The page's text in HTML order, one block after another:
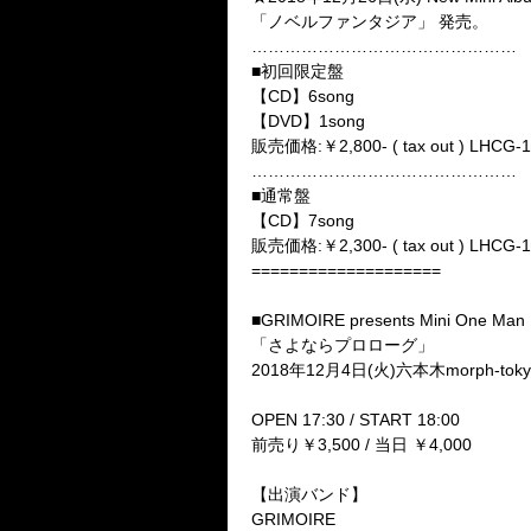
「ノベルファンタジア」 発売。
■初回限定盤
【CD】6song
【DVD】1song
販売価格:￥2,800- ( tax out ) LHCG-
■通常盤
【CD】7song
販売価格:￥2,300- ( tax out ) LHCG-
====================
■GRIMOIRE presents Mini One Man
「さよならプロローグ」
2018年12月4日(火)六本木morph-
OPEN 17:30 / START 18:00
前売り￥3,500 / 当日 ￥4,000
【出演バンド】
GRIMOIRE